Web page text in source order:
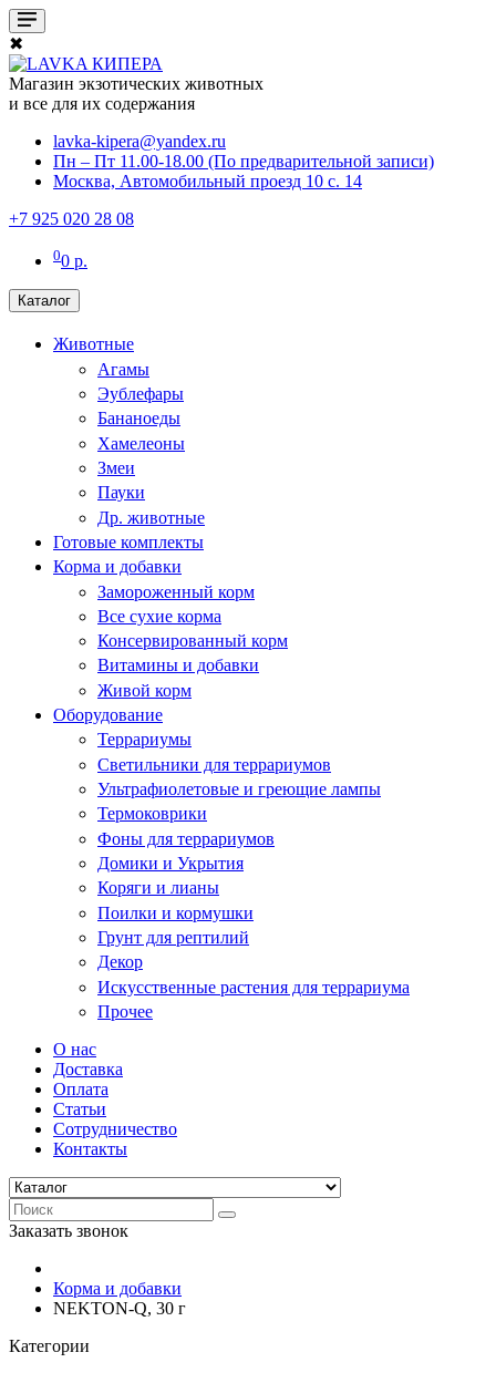
✖
Магазин экзотических животных
и все для их содержания
lavka-kipera@yandex.ru
Пн – Пт 11.00-18.00 (По предварительной записи)
Москва, Автомобильный проезд 10 с. 14
+7 925 020 28 08
00 р.
Каталог
Животные
Агамы
Эублефары
Бананоеды
Хамелеоны
Змеи
Пауки
Др. животные
Готовые комплекты
Корма и добавки
Замороженный корм
Все сухие корма
Консервированный корм
Витамины и добавки
Живой корм
Оборудование
Террариумы
Светильники для террариумов
Ультрафиолетовые и греющие лампы
Термоковрики
Фоны для террариумов
Домики и Укрытия
Коряги и лианы
Поилки и кормушки
Грунт для рептилий
Декор
Искусственные растения для террариума
Прочее
О нас
Доставка
Оплата
Статьи
Сотрудничество
Контакты
Заказать звонок
Корма и добавки
NEKTON-Q, 30 г
Категории